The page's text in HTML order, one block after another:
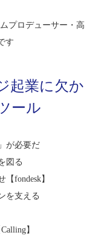
プロデューサー・高
す
起業に欠か
ール
が必要だ
図る
fondesk】
を支える
】